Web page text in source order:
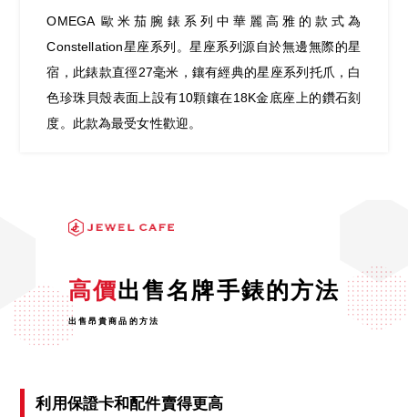
OMEGA 歐米茄腕錶系列中華麗高雅的款式為
Constellation星座系列。星座系列源自於無邊無際的星
宿，此錶款直徑27毫米，鑲有經典的星座系列托爪，白
色珍珠貝殼表面上設有10顆鑲在18K金底座上的鑽石刻
度。此款為最受女性歡迎。
高價出售名牌手錶的方法
出售昂貴商品的方法
利用保證卡和配件賣得更高